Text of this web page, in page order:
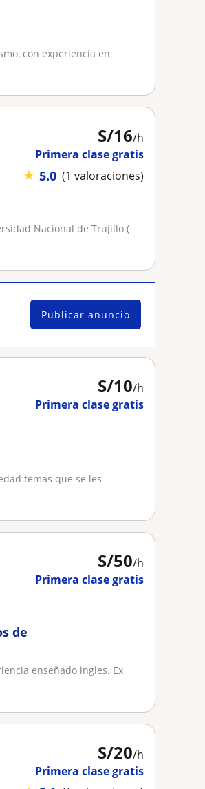
con experiencia en
S/16/h
Primera clase gratis
★ 5.0 (1 valoraciones)
Nacional de Trujillo (
Publicar anuncio
S/10/h
Primera clase gratis
temas que se les
S/50/h
Primera clase gratis
de
enseñado ingles. Ex
S/20/h
Primera clase gratis